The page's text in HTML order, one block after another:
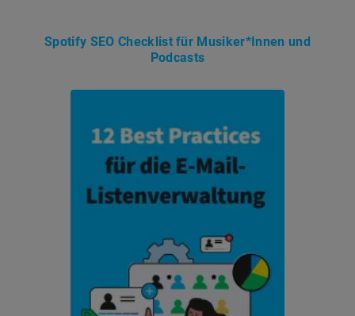
Spotify SEO Checklist für Musiker*Innen und
Podcasts